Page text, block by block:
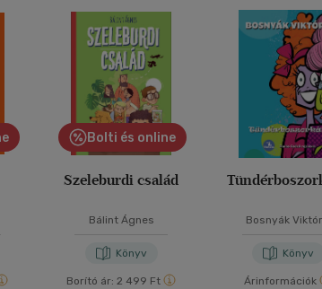
Bolti és online
Szeleburdi család
Bálint Ágnes
Könyv
Borító ár: 2 499 Ft
Bosnyák
Könyv
Árinformációk